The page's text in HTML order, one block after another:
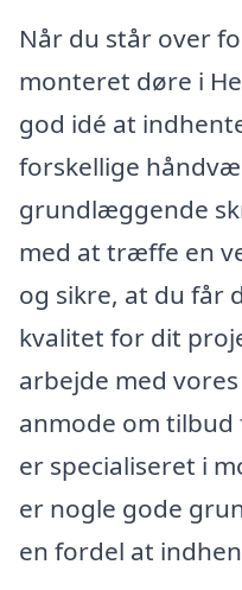
Når du står over
monteret døre i
god idé at
forskellige
grundlæggende
med at træffe en
og sikre, at du får
kvalitet for dit
arbejde med
anmode om
er specialiseret i
er nogle gode
en fordel at